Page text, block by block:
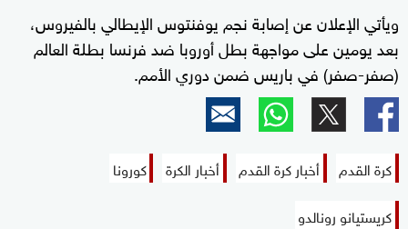
ويأتي الإعلان عن إصابة نجم يوفنتوس الإيطالي بالفيروس،
بعد يومين على مواجهة بطل أوروبا ضد فرنسا بطلة العالم
(صفر-صفر) في باريس ضمن دوري الأمم.
كرة القدم أخبار كرة القدم أخبار الكرة
كورونا
كريستيانو رونالدو